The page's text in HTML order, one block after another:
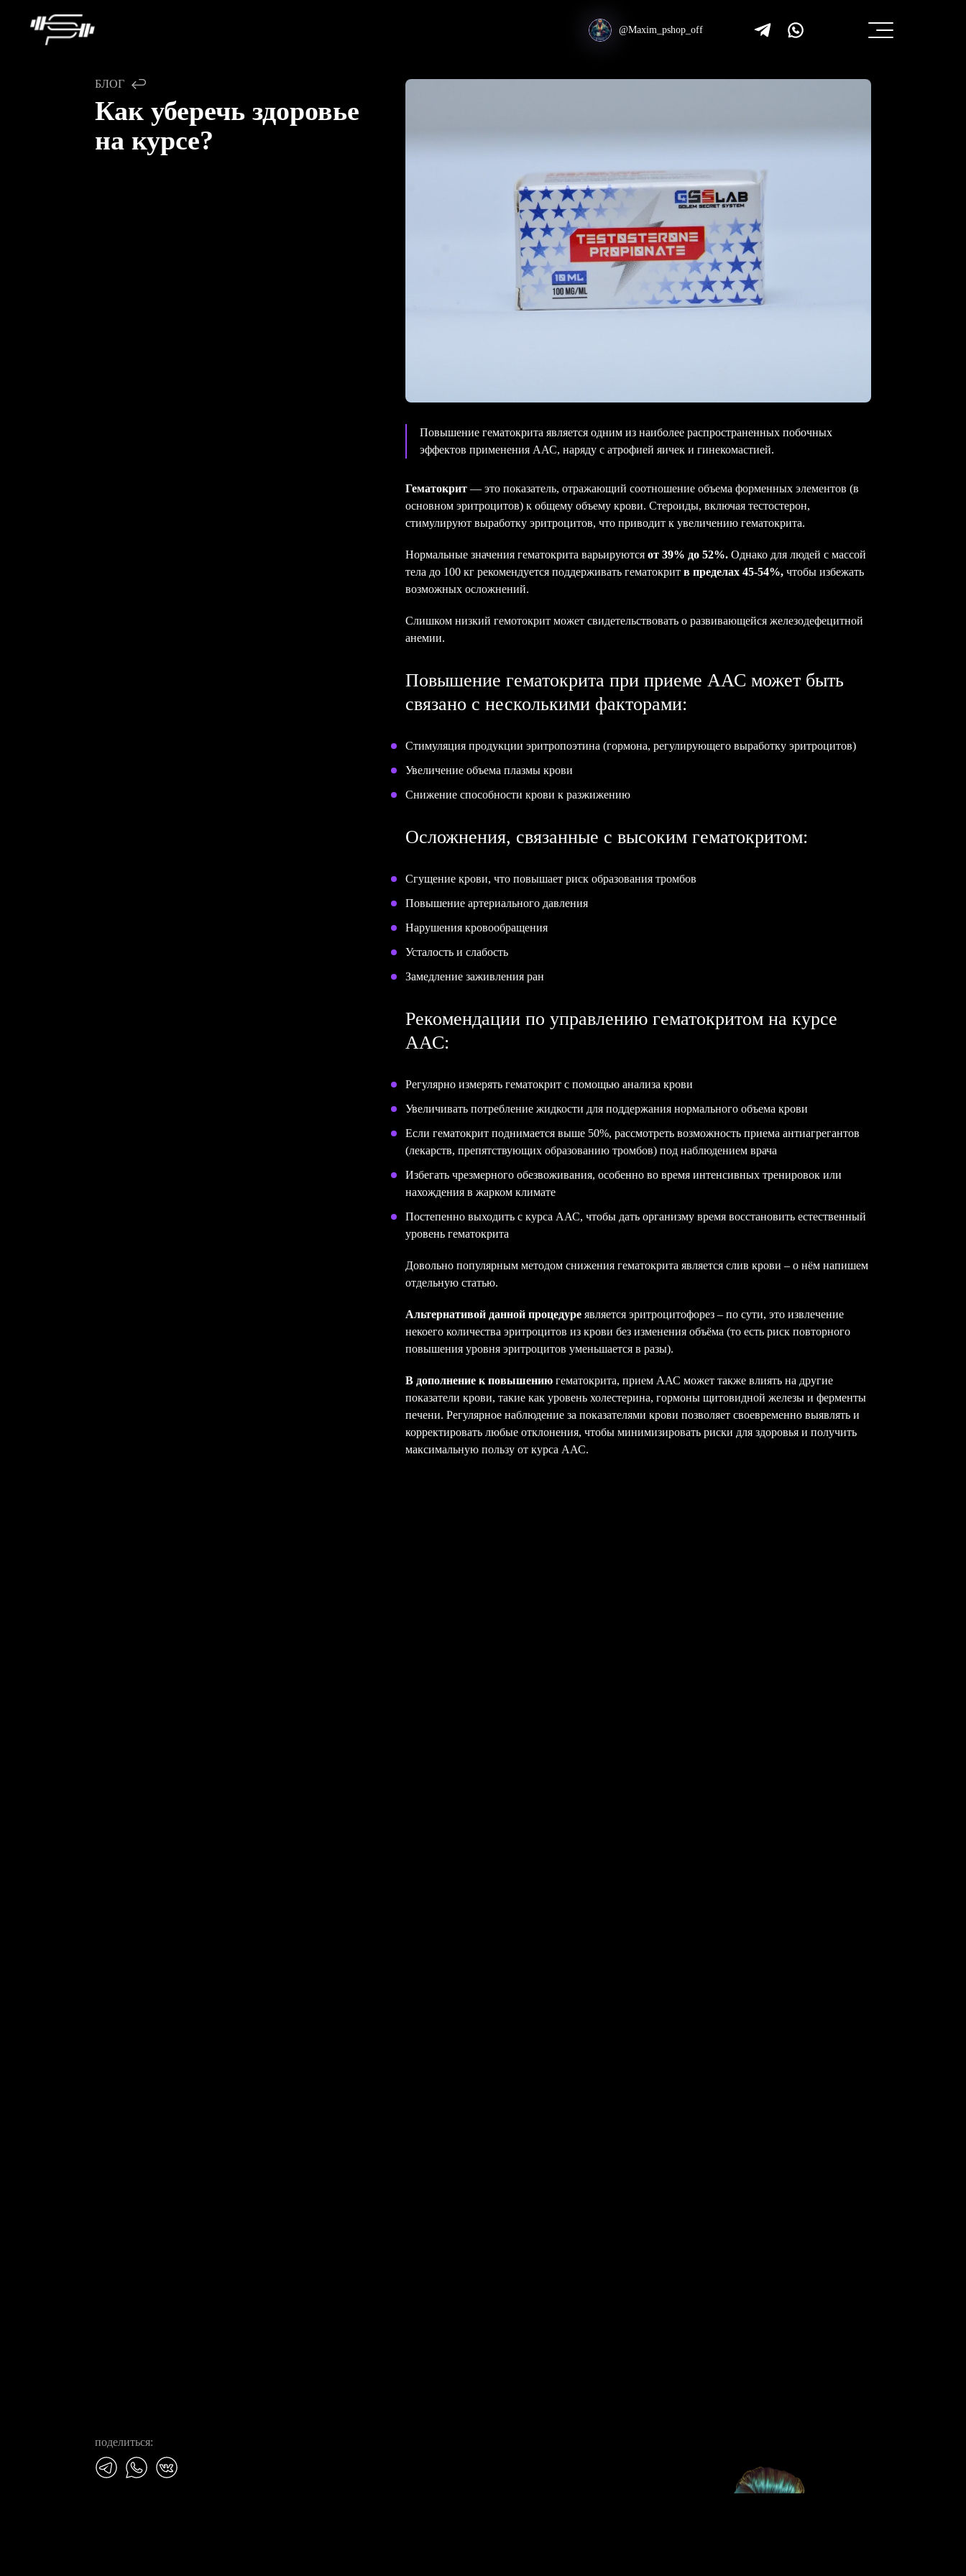
@Maxim_pshop_off
БЛОГ
Как уберечь здоровье
на курсе?
поделиться:
Повышение гематокрита является одним из наиболее распространенных побочных
эффектов применения ААС, наряду с атрофией яичек и гинекомастией.
Гематокрит — это показатель, отражающий соотношение объема форменных элементов (в
основном эритроцитов) к общему объему крови. Стероиды, включая тестостерон,
стимулируют выработку эритроцитов, что приводит к увеличению гематокрита.
Нормальные значения гематокрита варьируются от 39% до 52%. Однако для людей с массой
тела до 100 кг рекомендуется поддерживать гематокрит в пределах 45-54%, чтобы избежать
возможных осложнений.
Слишком низкий гемотокрит может свидетельствовать о развивающейся железодефецитной
анемии.
Повышение гематокрита при приеме ААС может быть
связано с несколькими факторами:
Стимуляция продукции эритропоэтина (гормона, регулирующего выработку эритроцитов)
Увеличение объема плазмы крови
Снижение способности крови к разжижению
Осложнения, связанные с высоким гематокритом:
Сгущение крови, что повышает риск образования тромбов
Повышение артериального давления
Нарушения кровообращения
Усталость и слабость
Замедление заживления ран
Рекомендации по управлению гематокритом на курсе
ААС:
Регулярно измерять гематокрит с помощью анализа крови
Увеличивать потребление жидкости для поддержания нормального объема крови
Если гематокрит поднимается выше 50%, рассмотреть возможность приема антиагрегантов
(лекарств, препятствующих образованию тромбов) под наблюдением врача
Избегать чрезмерного обезвоживания, особенно во время интенсивных тренировок или
нахождения в жарком климате
Постепенно выходить с курса ААС, чтобы дать организму время восстановить естественный
уровень гематокрита
Довольно популярным методом снижения гематокрита является слив крови – о нём напишем
отдельную статью.
Альтернативой данной процедуре является эритроцитофорез – по сути, это извлечение
некоего количества эритроцитов из крови без изменения объёма (то есть риск повторного
повышения уровня эритроцитов уменьшается в разы).
В дополнение к повышению гематокрита, прием ААС может также влиять на другие
показатели крови, такие как уровень холестерина, гормоны щитовидной железы и ферменты
печени. Регулярное наблюдение за показателями крови позволяет своевременно выявлять и
корректировать любые отклонения, чтобы минимизировать риски для здоровья и получить
максимальную пользу от курса ААС.